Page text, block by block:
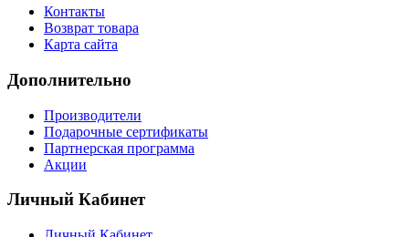
Контакты
Возврат товара
Карта сайта
Дополнительно
Производители
Подарочные сертификаты
Партнерская программа
Акции
Личный Кабинет